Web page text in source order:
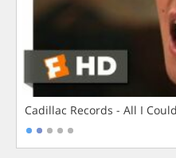
Cadillac Records - All I